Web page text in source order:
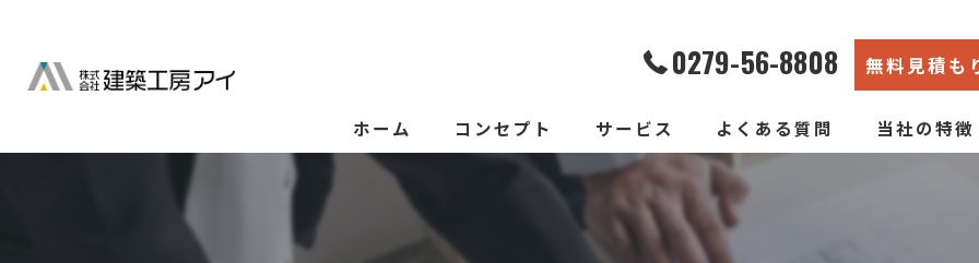
0279-56-8808 無料見積も
ホーム コンセプト サービス
エコ断熱リフォーム
新築そっくりリフォーム
よくある質問 当社の特徴